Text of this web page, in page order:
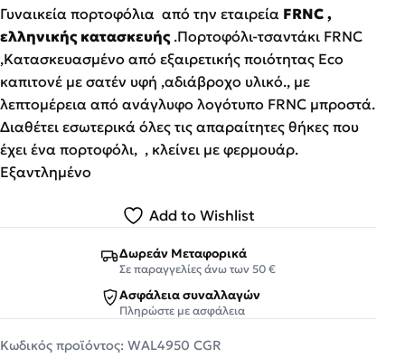
Γυναικεία πορτοφόλια από την εταιρεία FRNC ,
ελληνικής κατασκευής.Πορτοφόλι-τσαντάκι FRNC
,Κατασκευασμένο από εξαιρετικής ποιότητας Eco
καπιτονέ με σατέν υφή ,αδιάβροχο υλικό., με
λεπτομέρεια από ανάγλυφο λογότυπο FRNC μπροστά.
Διαθέτει εσωτερικά όλες τις απαραίτητες θήκες που
έχει ένα πορτοφόλι, , κλείνει με φερμουάρ.
Εξαντλημένο
Add to Wishlist
Δωρεάν Μεταφορικά
Σε παραγγελίες άνω των 50 €
Ασφάλεια συναλλαγών
Πληρώστε με ασφάλεια
Κωδικός προϊόντος: WAL4950 CGR